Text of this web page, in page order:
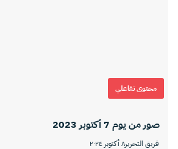
محتوى تفاعلي
صور من يوم 7 أكتوبر 2023
فريق التحرير٨ أكتوبر ٢٠٢٤